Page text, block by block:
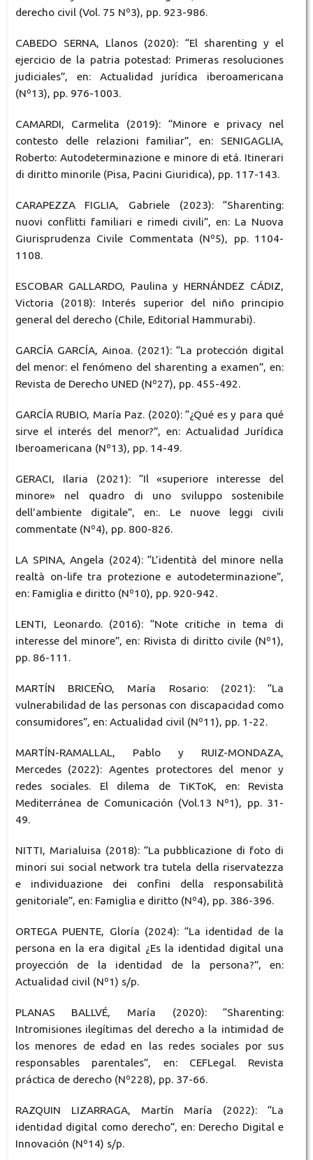
derecho civil (Vol. 75 Nº3), pp. 923-986.
CABEDO SERNA, Llanos (2020): “El sharenting y el
ejercicio de la patria potestad: Primeras resoluciones
judiciales”, en: Actualidad jurídica iberoamericana
(Nº13), pp. 976-1003.
CAMARDI, Carmelita (2019): “Minore e privacy nel
contesto delle relazioni familiar”, en: SENIGAGLIA,
Roberto: Autodeterminazione e minore di etá. Itinerari
di diritto minorile (Pisa, Pacini Giuridica), pp. 117-143.
CARAPEZZA FIGLIA, Gabriele (2023): “Sharenting:
nuovi conflitti familiari e rimedi civili”, en: La Nuova
Giurisprudenza Civile Commentata (Nº5), pp. 1104-
1108.
ESCOBAR GALLARDO, Paulina y HERNÁNDEZ CÁDIZ,
Victoria (2018): Interés superior del niño principio
general del derecho (Chile, Editorial Hammurabi).
GARCÍA GARCÍA, Ainoa. (2021): “La protección digital
del menor: el fenómeno del sharenting a examen”, en:
Revista de Derecho UNED (Nº27), pp. 455-492.
GARCÍA RUBIO, María Paz. (2020): “¿Qué es y para qué
sirve el interés del menor?”, en: Actualidad Jurídica
Iberoamericana (Nº13), pp. 14-49.
GERACI, Ilaria (2021): “Il «superiore interesse del
minore» nel quadro di uno sviluppo sostenibile
dell'ambiente digitale”, en:. Le nuove leggi civili
commentate (Nº4), pp. 800-826.
LA SPINA, Angela (2024): “L’identità del minore nella
realtà on-life tra protezione e autodeterminazione”,
en: Famiglia e diritto (Nº10), pp. 920-942.
LENTI, Leonardo. (2016): “Note critiche in tema di
interesse del minore”, en: Rivista di diritto civile (Nº1),
pp. 86-111.
MARTÍN BRICEÑO, María Rosario: (2021): “La
vulnerabilidad de las personas con discapacidad como
consumidores”, en: Actualidad civil (Nº11), pp. 1-22.
MARTÍN-RAMALLAL, Pablo y RUIZ-MONDAZA,
Mercedes (2022): Agentes protectores del menor y
redes sociales. El dilema de TiKToK, en: Revista
Mediterránea de Comunicación (Vol.13 Nº1), pp. 31-
49.
NITTI, Marialuisa (2018): “La pubblicazione di foto di
minori sui social network tra tutela della riservatezza
e individuazione dei confini della responsabilità
genitoriale”, en: Famiglia e diritto (Nº4), pp. 386-396.
ORTEGA PUENTE, Gloría (2024): “La identidad de la
persona en la era digital ¿Es la identidad digital una
proyección de la identidad de la persona?”, en:
Actualidad civil (Nº1) s/p.
PLANAS BALLVÉ, María (2020): “Sharenting:
Intromisiones ilegítimas del derecho a la intimidad de
los menores de edad en las redes sociales por sus
responsables parentales”, en: CEFLegal. Revista
práctica de derecho (Nº228), pp. 37-66.
RAZQUIN LIZARRAGA, Martín María (2022): “La
identidad digital como derecho”, en: Derecho Digital e
Innovación (Nº14) s/p.